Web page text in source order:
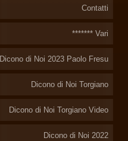
Contatti
******* Vari
Dicono di Noi 2023 Paolo Fresu
Dicono di Noi Torgiano
Dicono di Noi Torgiano Video
Dicono di Noi 2022